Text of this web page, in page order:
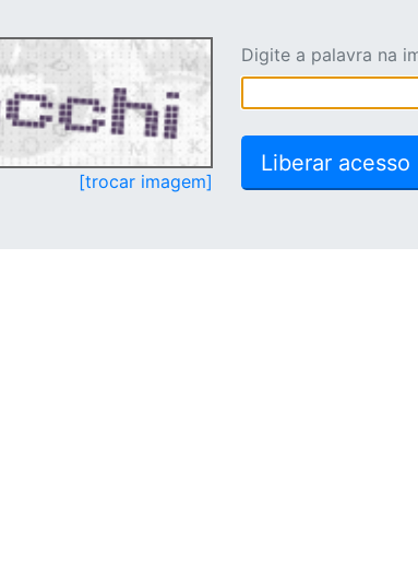
[trocar imagem]
Digite a palavra na